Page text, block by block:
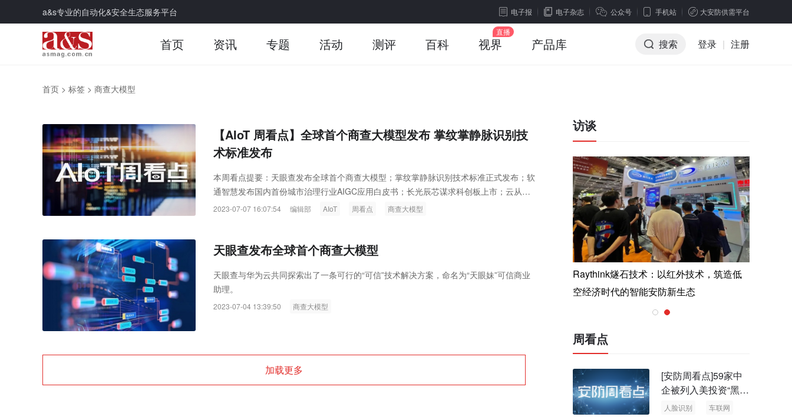
a&s专业的自动化&安全生态服务平台 电子报 电子杂志 公众号 手机站 大安防供需平台
首页 资讯 专题 活动 测评 百科 视界 产品库 搜索 登录 | 注册
首页 > 标签 > 商查大模型
【AIoT 周看点】全球首个商查大模型发布 掌纹掌静脉识别技
术标准发布
本周看点提要：天眼查发布全球首个商查大模型；掌纹掌静脉识别技术标准正式发布；软
通智慧发布国内首份城市治理行业AIGC应用白皮书；长光辰芯谋求科创板上市；云从科
技联合华为发布从容大模型一体化解决方案。
2023-07-07 16:07:54 编辑部 AIoT 周看点 商查大模型
天眼查发布全球首个商查大模型
天眼查与华为云共同探索出了一条可行的“可信”技术解决方案，命名为“天眼妹”可信商业
助理。
2023-07-04 13:39:50 商查大模型
加载更多
访谈
Raythink燧石技术：以红外技术，筑造低
空经济时代的智能安防新生态
智联航空：无人机赋能应急救援与医疗运
Raythink燧石技术：以红外技术，筑造低
空经济时代的智能安防新生态
周看点
[安防周看点]59家中
企被列入美投资“黑名
单” 中国信通院启动
人脸识别 车联网